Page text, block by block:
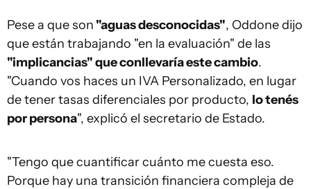
Pese a que son "aguas desconocidas", Oddone dijo
que están trabajando "en la evaluación" de las
"implicancias" que conllevaría este cambio.
"Cuando vos haces un IVA Personalizado, en lugar
de tener tasas diferenciales por producto, lo tenés
por persona", explicó el secretario de Estado.
"Tengo que cuantificar cuánto me cuesta eso.
Porque hay una transición financiera compleja de